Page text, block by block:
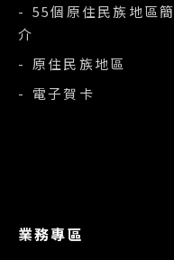
- 55個原住民族地區簡
介
- 原住民族地區
- 電子賀卡
業務專區